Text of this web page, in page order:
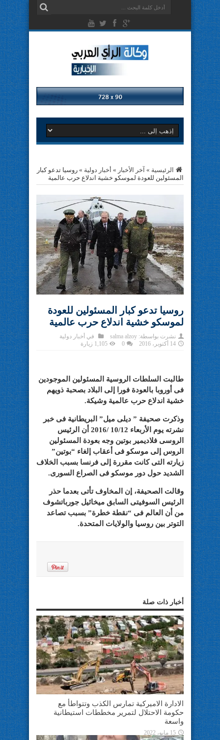
الرئيسية » آخر الأخبار » أخبار دولية » روسيا تدعو كبار
المسئولين للعودة لموسكو خشية اندلاع حرب عالمية
روسيا تدعو كبار المسئولين للعودة
لموسكو خشية اندلاع حرب عالمية
نشرت بواسطة: salma alzoy في أخبار دولية
14 أكتوبر، 2016
0 1,105 زيارة
طالبت السلطات الروسية المسئولين الموجودين
فى أوروبا بالعودة فورا إلى البلاد بصحبة ذويهم
خشية اندلاع حرب عالمية وشيكة.
وذكرت صحيفة ” ديلى ميل” البريطانية فى خبر
نشرته يوم الأربعاء 10/12 /2016 أن الرئيس
الروسى فلاديمير بوتين وجه بعودة المسئولين
الروس إلى موسكو فى أعقاب إلغاء “بوتين”
زيارته التى كانت مقررة إلى فرنسا بسبب الخلاف
الشديد حول دور موسكو فى الصراع السورى.
وقالت الصحيفة، إن المخاوف تأتى بعدما حذر
الرئيس السوفيتى السابق ميخائيل جورباتشوف
من أن العالم فى “نقطة خطرة” بسبب تصاعد
التوتر بين روسيا والولايات المتحدة.
أخبار ذات صلة
الادارة الاميركية تمارس الكذب وتتواطأ مع
حكومة الاحتلال لتمرير مخططات استيطانية
واسعة
15 مايو، 2022